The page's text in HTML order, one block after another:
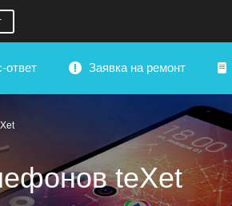
ответ Заявка на ремонт
teXet